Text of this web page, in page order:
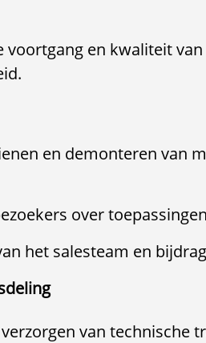
voortgang en kwaliteit
en demonteren van
over
het salesteam en
van technische